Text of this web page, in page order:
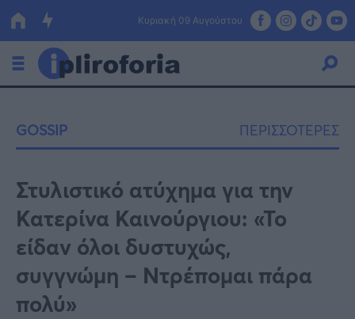
Κυριακή 09 Αυγούστου
Οικονομία
Πολιτική
Τράπεζες
Επιδοτήσεις
ΕΣΠΑ
Κόσμος
Lifestyle
GOSSIP ΠΕΡΙΣΣΟΤΕΡΕΣ
Στυλιστικό ατύχημα για την
Κατερίνα Καινούργιου: «Το
είδαν όλοι δυστυχώς,
συγγνώμη – Ντρέπομαι πάρα
πολύ»